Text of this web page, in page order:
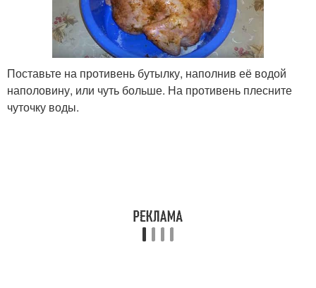
Поставьте на противень бутылку, наполнив её водой
наполовину, или чуть больше. На противень плесните
чуточку воды.